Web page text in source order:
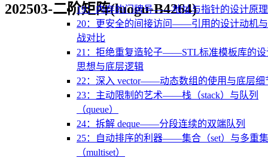
19：内存的门牌号——地址与指针的设计原理
20：更安全的间接访问——引用的设计动机
战对比
21：拒绝重复造轮子——STL标准模板库的设
思想与底层逻辑
22：深入 vector——动态数组的使用与底层细
23：主动限制的艺术——栈（stack）与队列
（queue）
24：拆解 deque——分段连续的双端队列
25：自动排序的利器——集合（set）与多重
（multiset）
202503-二阶矩阵(luogu-B4264)